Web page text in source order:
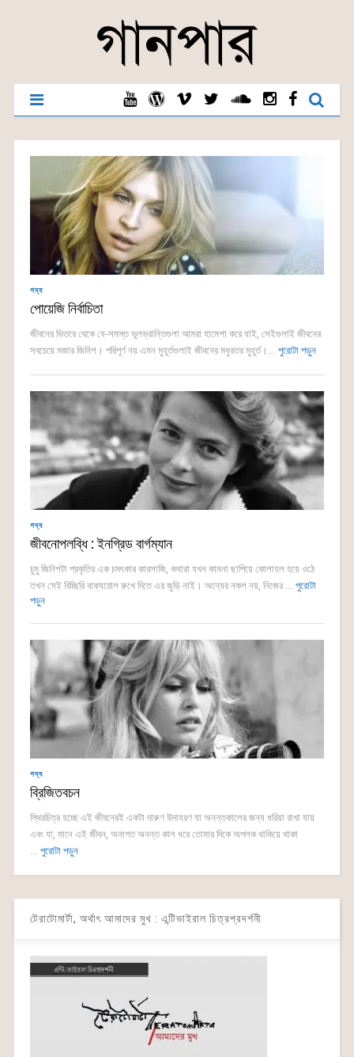
গদ্য
পোয়েজি নির্বাচিতা
জীবনের ভিতরে থেকে যে-সমস্ত ভুলভ্রান্তিগুলা আমরা হামেশা করে যাই, সেইগুলাই জীবনের
সবচেয়ে মজার জিনিশ। পরিপূর্ণ নয় এমন মুহূর্তগুলাই জীবনের মধুরতর মুহূর্ত।... পুরোটা পড়ুন
গদ্য
জীবনোপলব্ধি : ইনগ্রিড বার্গম্যান
চুমু জিনিশটা প্রকৃতির এক চমৎকার কারসাজি, কথারা যখন কামনা ছাপিয়ে কোলাহল হয়ে ওঠে
তখন সেই বিচ্ছিরি বাক্যরোল রুখে দিতে এর জুড়ি নাই। অন্যের নকল নয়, নিজের ... পুরোটা
পড়ুন
গদ্য
ব্রিজিতবচন
স্থিরচিত্র হচ্ছে এই জীবনেরই একটা দারুণ উদাহরণ যা অনন্তকালের জন্য ধরিয়া রাখা যায়
এবং যা, মানে এই জীবন, অনাগত অনন্ত কাল ধরে তোমার দিকে অপলক থাকিয়ে থাকা
... পুরোটা পড়ুন
টেরাটোমার্টা, অর্থাৎ আমাদের মুখ : এন্টিভাইরাল চিত্রপ্রদর্শনী